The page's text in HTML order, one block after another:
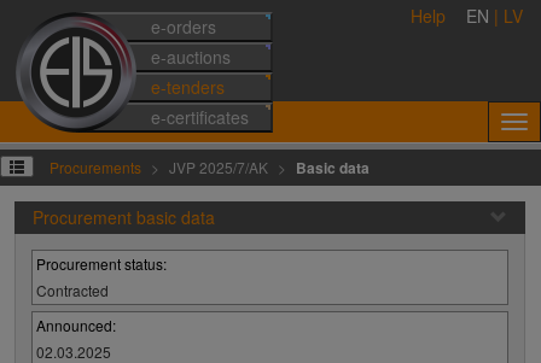
e-orders
e-auctions
e-tenders
e-certificates
Help EN | LV
Procurements JVP 2025/7/AK Basic data
Procurement basic data
Procurement status:
Contracted
Announced:
02.03.2025